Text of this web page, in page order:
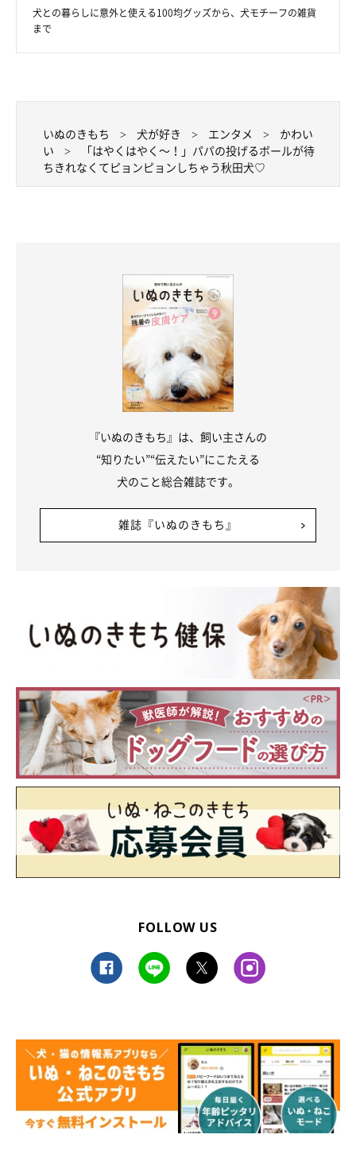
犬との暮らしに意外と使える100均グッズから、犬モチーフの雑貨
まで
いぬのきもち 犬が好き エンタメ
かわい
い
「はやくはやく～！」パパの投げるボールが待
ちきれなくてピョンピョンしちゃう秋田犬♡
『いぬのきもち』は、飼い主さんの
“知りたい”“伝えたい”にこたえる
犬のこと総合雑誌です。
雑誌『いぬのきもち』
FOLLOW US